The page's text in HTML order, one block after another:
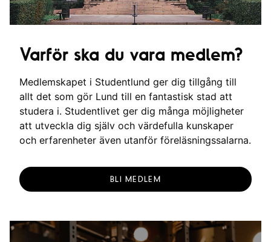
Varför ska du vara medlem?
Medlemskapet i Studentlund ger dig tillgång till
allt det som gör Lund till en fantastisk stad att
studera i. Studentlivet ger dig många möjligheter
att utveckla dig själv och värdefulla kunskaper
och erfarenheter även utanför föreläsningssalarna.
BLI MEDLEM